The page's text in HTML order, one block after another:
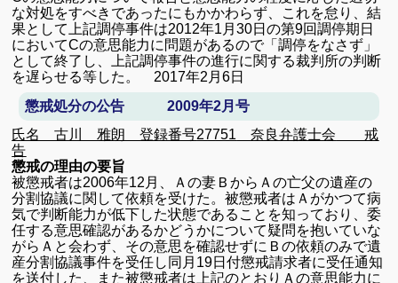
な対処をすべきであったにもかかわらず、これを怠り、結
果として上記調停事件は2012年1 月30日の第9回調停期日
においてCの意思能力に問題があるので「調停をなさず」
として終了し、上記調停事件の進行に関する裁判所の判断
を遅らせる等した。 2017年2 月6日
懲戒処分の公告 2009年2月号
氏名 古川 雅朗 登録番号27751 奈良弁護士会 戒
告
懲戒の理由の要旨
被懲戒者は2006年12 月、Ａの妻ＢからＡの亡父の遺産の
分割協議に関して依頼を受けた。被懲戒者はＡがかつて病
気で判断能力が低下した状態であることを知っており、委
任する意思確認があるかどうかについて疑問を抱いていな
がらＡと会わず、その意思を確認せずにＢの依頼のみで遺
産分割協議事件を受任し同月 19日付懲戒請求者に受任通知
を送付した、また被懲戒者は上記のとおりＡの意思能力に